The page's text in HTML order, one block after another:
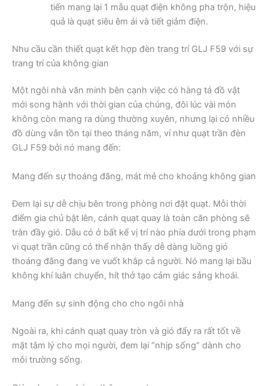
tiến mang lại 1 mẫu quạt điện không pha trộn, hiệu
quả là quạt siêu êm ái và tiết giảm điện.
Nhu cầu cần thiết quạt kết hợp đèn trang trí GLJ F59 với sự
trang trí của không gian
Một ngôi nhà văn minh bên cạnh việc có hàng tá đồ vật
mới song hành với thời gian của chúng, đôi lúc vài món
không còn mang ra dùng thường xuyên, nhưng lại có nhiều
đồ dùng vẫn tồn tại theo tháng năm, ví như quạt trần đèn
GLJ F59 bởi nó mang đến:
Mang đến sự thoáng đãng, mát mẻ cho khoảng không gian
Đem lại sự dễ chịu bên trong phòng nơi đặt quạt. Mỗi thời
điểm gia chủ bật lên, cánh quạt quay là toàn căn phòng sẽ
tràn đầy gió. Dẫu có ở bất kể vị trí nào phía dưới trong phạm
vi quạt trần cũng có thể nhận thấy dễ dàng luồng gió
thoáng đãng đang ve vuốt khắp cả người. Nó mang lại bầu
không khí luân chuyển, hít thở tạo cảm giác sảng khoái.
Mang đến sự sinh động cho cho ngôi nhà
Ngoài ra, khi cánh quạt quay tròn và gió đẩy ra rất tốt về
mặt tâm lý cho mọi người, đem lại “nhịp sống” dành cho
môi trường sống.